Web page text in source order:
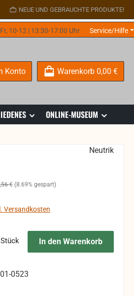
NEUE UND GEBRAUCHTE PRODUKTE!
10-12 | 13:30-17:00 Uhr Service/Hilfe
Konto Warenkorb 0,00 €
ONLINE-MUSEUM
Neutrik
Preis:
€ (8.69% gespart)
Versandkosten
gewünschten Wert ein oder benutze
Stück In den Warenkorb
0523